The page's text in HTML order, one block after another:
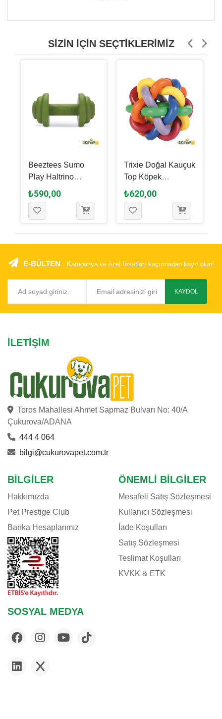
SIZIN İÇIN SEÇTIKLERIMIZ
Beeztees Sumo
Play Haltrino
Kauçuk Köpek
Oyuncağı Yeşi̇l 13 x
7 x 7 Cm
₺590,00
Trixie Doğal Kauçuk
Top Köpek
Oyuncağı Çok
Renkli - 10 Cm
₺620,00
E-BÜLTEN Kampanya ve özel fırsatları kaçırmadan kayıt olun!
KAYDOL
İLETIŞIM
Toros Mahallesi Ahmet Sapmaz Bulvarı No: 40/A
Çukurova/ADANA
444 4 064
bilgi@cukurovapet.com.tr
BILGILER
Hakkımızda
Pet Prestige Club
Banka Hesaplarımız
ÖNEMLI BILGILER
Mesafeli Satış Sözleşmesi
Kullanıcı Sözleşmesi
İade Koşulları
Satış Sözleşmesi
Teslimat Koşulları
KVKK & ETK
SOSYAL MEDYA